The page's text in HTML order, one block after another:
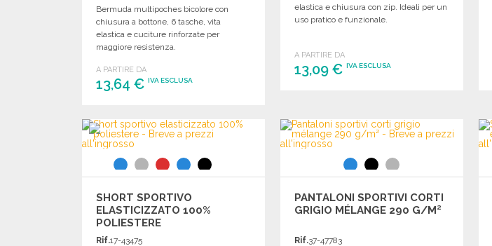
Bermuda multipoches bicolore con
chiusura a bottone, 6 tasche, vita
elastica e cuciture rinforzate per
maggiore resistenza.
A PARTIRE DA
13,64 € IVA ESCLUSA
Richiedi un preventivo
elastica e chiusura con zip. Ideali per un
uso pratico e funzionale.
A PARTIRE DA
13,09 €IVA ESCLUSA
Richiedi un preventivo
SHORT SPORTIVO
ELASTICIZZATO 100%
POLIESTERE
Rif.17-43475
PANTALONI SPORTIVI CORTI
GRIGIO MÉLANGE 290 G/M²
Rif.37-47783